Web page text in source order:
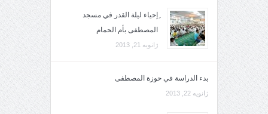
ِإحياء ليلة القدر في مسجد
المصطفى بأم الحمام
ژانویه 21, 2013
بدء الدراسة في حوزة المصطفى
ژانویه 22, 2013